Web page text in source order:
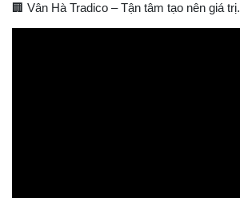
🏢 Vân Hà Tradico – Tận tâm tạo nên giá trị.